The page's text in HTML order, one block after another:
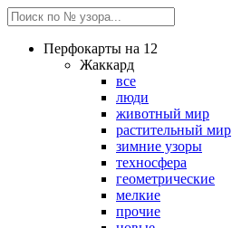
Перфокарты на 12
Жаккард
все
люди
животный мир
растительный мир
зимние узоры
техносфера
геометрические
мелкие
прочие